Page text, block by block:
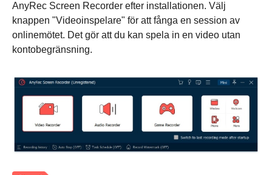
AnyRec Screen Recorder efter installationen. Välj
knappen "Videoinspelare" för att fånga en session av
onlinemötet. Det gör att du kan spela in en video utan
kontobegränsning.